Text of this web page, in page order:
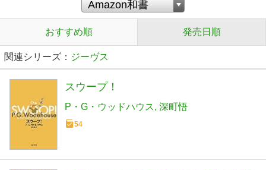
おすすめ順 発売日順
関連シリーズ： ジーヴス
スウープ！
P・G・ウッドハウス 深町悟
54